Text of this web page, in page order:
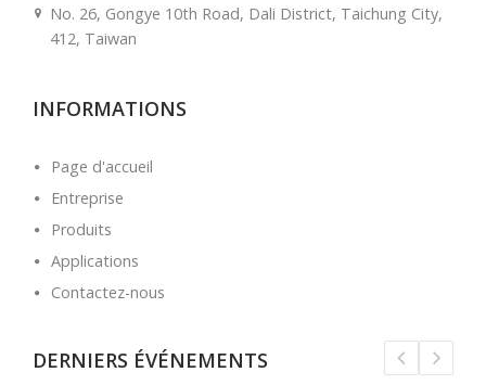
No. 26, Gongye 10th Road, Dali District, Taichung City,
412, Taiwan
INFORMATIONS
Page d'accueil
Entreprise
Produits
Applications
Contactez-nous
DERNIERS ÉVÉNEMENTS